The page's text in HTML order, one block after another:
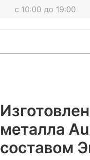
с 10:00 до 19:00
металла
составом